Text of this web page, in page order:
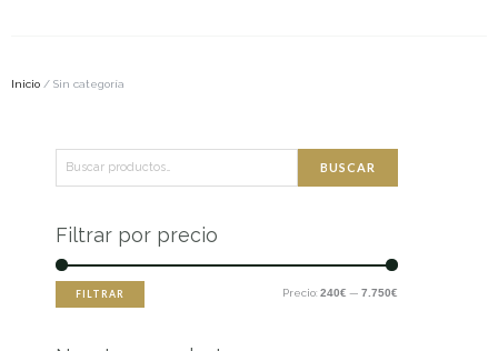
Inicio / Sin categoría
por:
BUSCAR
Filtrar por precio
FILTRAR Precio: 240€ — 7.750€